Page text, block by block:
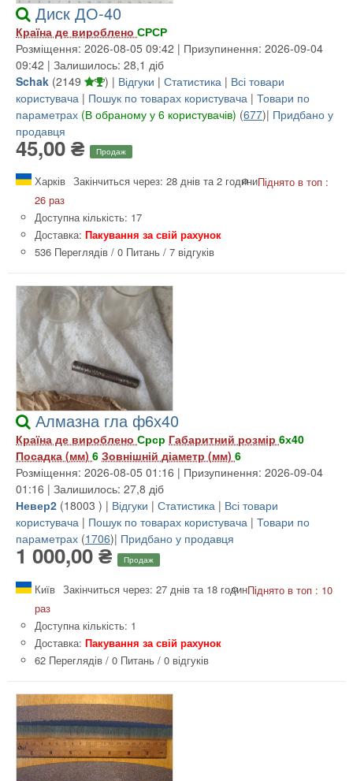
Диск ДО-40
Країна де вироблено СРСР
Розміщення: 2026-08-05 09:42 | Призупинення: 2026-09-04
09:42 | Залишилось: 28,1 діб
Schak (2149 ) | Відгуки | Статистика | Всі товари
користувача | Пошук по товарах користувача | Товари по
параметрах (В обраному у 6 користувачів) (677)| Придбано у
продавця
45,00 ₴ Продаж
Харків Закінчиться через: 28 днів та 2 годиниПіднято в топ :
26 раз
Доступна кількість: 17
Доставка: Пакування за свій рахунок
536 Переглядів / 0 Питань / 7 відгуків
Алмазна гла ф6х40
Країна де вироблено Срср Габаритний розмір 6х40
Посадка (мм) 6 Зовнішній діаметр (мм) 6
Розміщення: 2026-08-05 01:16 | Призупинення: 2026-09-04
01:16 | Залишилось: 27,8 діб
Невер2 (18003 ) | Відгуки | Статистика | Всі товари
користувача | Пошук по товарах користувача | Товари по
параметрах (1706)| Придбано у продавця
1 000,00 ₴ Продаж
Київ Закінчиться через: 27 днів та 18 годинПіднято в топ : 10
раз
Доступна кількість: 1
Доставка: Пакування за свій рахунок
62 Переглядів / 0 Питань / 0 відгуків